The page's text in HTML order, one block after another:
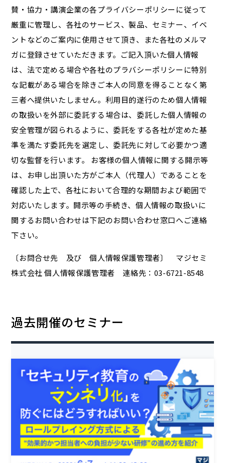
賛・協力・講演企業の各プライバシーポリシーに従って
厳重に管理し、各社のサービス、製品、セミナー、イベ
ントなどのご案内に使用させて頂き、また各社のメルマ
ガに登録させていただきます。ご記入頂いた個人情報
は、法で定める場合や各社のプラバシーポリシーに特別
な記載がある場合を除きご本人の同意を得ることなく第
三者へ提供いたしません。利用目的遂行のため個人情報
の取扱いを外部に委託する場合は、委託した個人情報の
安全管理が図られるように、委託をする各社が定めた基
準を満たす委託先を選定し、委託先に対して必要かつ適
切な監督を行います。 お客様の個人情報に関する開示等
は、お申し出頂いた方がご本人（代理人）であることを
確認した上で、各社において合理的な期間および範囲で
対応いたします。開示等の手続き、個人情報の取扱いに
関するお問い合わせは下記のお問い合わせ窓口へご連絡
下さい。
〔お問合せ先 及び 個人情報保護管理者〕 マジセミ
株式会社 個人情報保護管理者 連絡先：03-6721-8548
過去開催のセミナー